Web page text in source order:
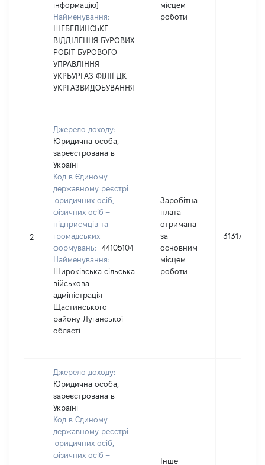
інформацію]
Найменування:
ШЕБЕЛИНСЬКЕ
ВІДДІЛЕННЯ БУРОВИХ
РОБІТ БУРОВОГО
УПРАВЛІННЯ
УКРБУРГАЗ ФІЛІЇ ДК
УКРГАЗВИДОБУВАННЯ
місцем
роботи
2
Джерело доходу:
Юридична особа,
зареєстрована в
Україні
Код в Єдиному
державному реєстрі
юридичних осіб,
фізичних осіб –
підприємців та
громадських
формувань:
44105104
Найменування:
Широківська сільська
військова
адміністрація
Щастинського
району Луганської
області
Заробітна
плата
отримана
за
основним
місцем
роботи
313173
Джерело доходу:
Юридична особа,
зареєстрована в
Україні
Код в Єдиному
державному реєстрі
юридичних осіб,
фізичних осіб –
Інше